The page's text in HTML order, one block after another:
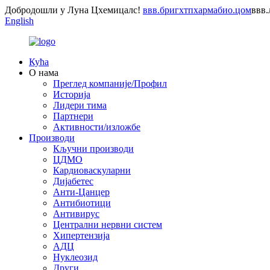
Добродошли у Луна Цхемицалс! ввв.бригхтпхармабио.цом
English
Кућа
О нама
Преглед компаније/Профил
Историја
Лидери тима
Партнери
Активности/изложбе
Производи
Кључни производи
ЦДМО
Кардиоваскуларни
Дијабетес
Анти-Цанцер
Антибиотици
Антивирус
Централни нервни систем
Хипертензија
АДЦ
Нуклеозид
Други